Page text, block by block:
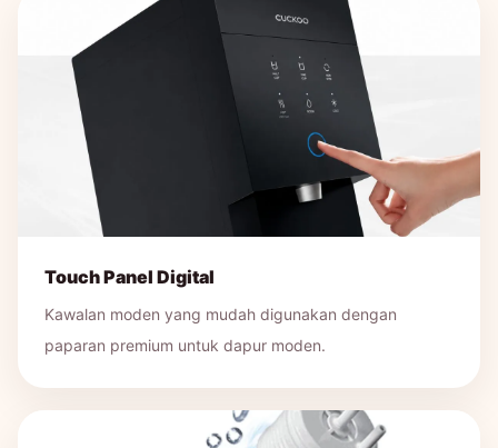
Touch Panel Digital
Kawalan moden yang mudah digunakan dengan
paparan premium untuk dapur moden.